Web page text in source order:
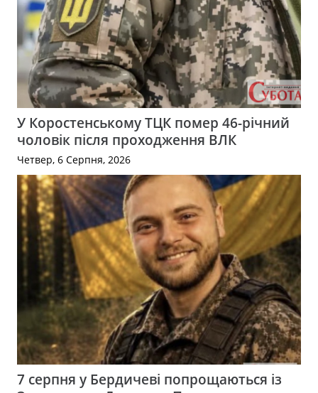
У Коростенському ТЦК помер 46-річний
чоловік після проходження ВЛК
Четвер, 6 Серпня, 2026
7 серпня у Бердичеві попрощаються із